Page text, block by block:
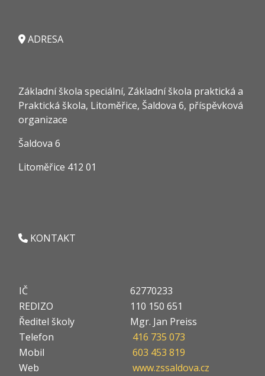
ADRESA
Základní škola speciální, Základní škola praktická a
Praktická škola, Litoměřice, Šaldova 6, příspěvková
organizace
Šaldova 6
Litoměřice 412 01
KONTAKT
IČ
62770233
REDIZO
110 150 651
Ředitel školy
Mgr. Jan Preiss
Telefon
416 735 073
Mobil
603 453 819
Web
www.zssaldova.cz